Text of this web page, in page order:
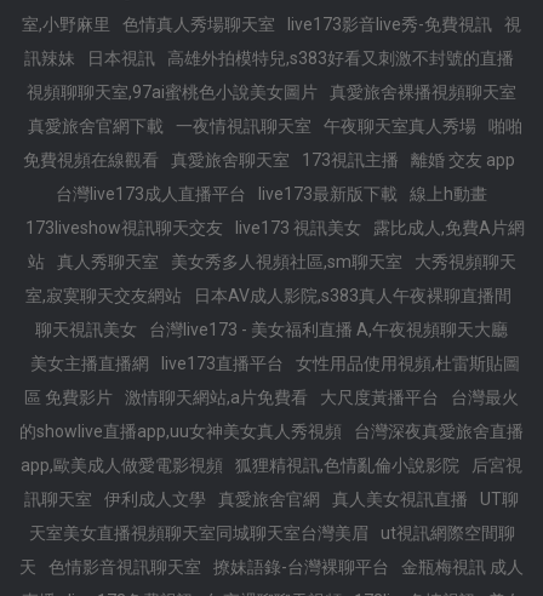
室,小野麻里
色情真人秀場聊天室 live173影音live秀-免費視訊
視
訊辣妹
日本視訊
高雄外拍模特兒,s383好看又刺激不封號的直播
視頻聊聊天室,97ai蜜桃色小說美女圖片
真愛旅舍裸播視頻聊天室
真愛旅舍官網下載
一夜情視訊聊天室 午夜聊天室真人秀場
啪啪
免費視頻在線觀看
真愛旅舍聊天室 173視訊主播
離婚 交友 app
台灣live173成人直播平台
live173最新版下載
線上h動畫
173liveshow視訊聊天交友
live173 視訊美女
露比成人,免費A片網
站
真人秀聊天室 美女秀多人視頻社區,sm聊天室
大秀視頻聊天
室,寂寞聊天交友網站
日本AV成人影院,s383真人午夜裸聊直播間
聊天視訊美女
台灣live173 - 美女福利直播 A,午夜視頻聊天大廳
美女主播直播網
live173直播平台
女性用品使用視頻,杜雷斯貼圖
區 免費影片
激情聊天網站,a片免費看 大尺度黃播平台
台灣最火
的showlive直播app,uu女神美女真人秀視頻
台灣深夜真愛旅舍直播
app,歐美成人做愛電影視頻
狐狸精視訊,色情亂倫小說影院
后宮視
訊聊天室
伊利成人文學 真愛旅舍官網 真人美女視訊直播
UT聊
天室美女直播視頻聊天室同城聊天室台灣美眉
ut視訊網際空間聊
天
色情影音視訊聊天室 撩妹語錄-台灣裸聊平台
金瓶梅視訊 成人